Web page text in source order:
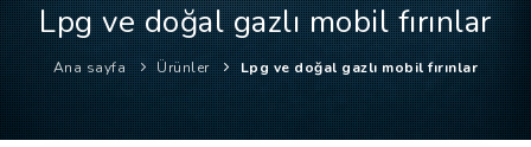
FIRMALAR
ÜRÜNLER
NASIL ÇALIŞIR?
Lpg ve doğal gazlı mobil fırınlar
Ana sayfa Ürünler Lpg ve doğal gazlı mobil fırınlar